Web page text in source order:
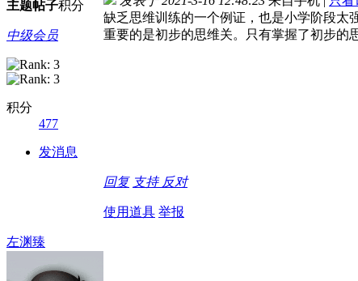
主题帖子积分
中级会员
积分
477
发消息
缺乏思维训练的一个例证，也是小学阶段太
重要的是初步的思维关。只有掌握了初步的
回复 支持 反对
使用道具 举报
左渊臻